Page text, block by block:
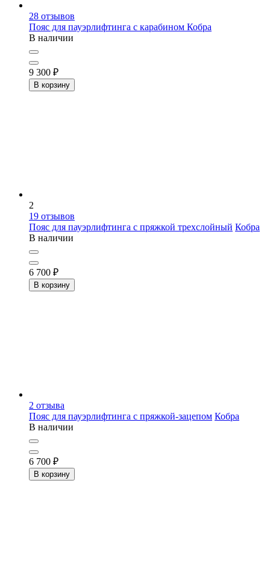
28 отзывов
Пояс для пауэрлифтинга с карабином Кобра
В наличии
9 300 ₽
В корзину
2
19 отзывов
Пояс для пауэрлифтинга с пряжкой трехслойный Кобра
В наличии
6 700 ₽
В корзину
2 отзыва
Пояс для пауэрлифтинга с пряжкой-зацепом Кобра
В наличии
6 700 ₽
В корзину